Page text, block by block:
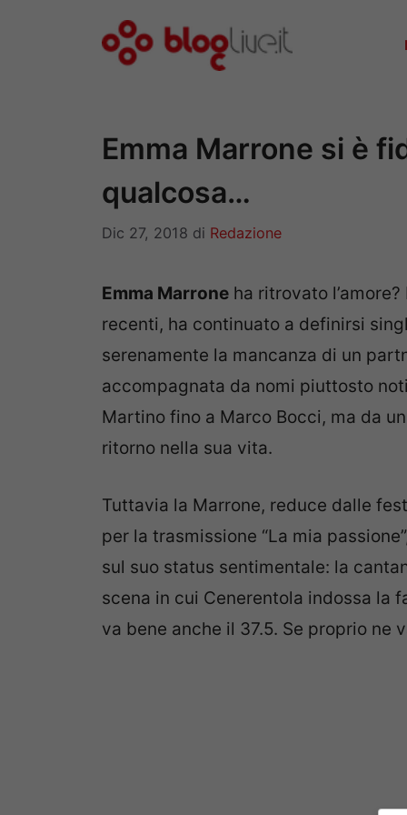
Emma Marrone si è
qualcosa…
Dic 27, 2018 di Redazione
Emma Marrone ha ritrovato
recenti, ha continuato a definirsi
serenamente la mancanza di un
accompagnata da nomi piuttosto
Martino fino a Marco Bocci, ma da
ritorno nella sua vita.
Tuttavia la Marrone, reduce dalle
per la trasmissione “La mia
sul suo status sentimentale: la
scena in cui Cenerentola indossa la
va bene anche il 37.5. Se proprio ne